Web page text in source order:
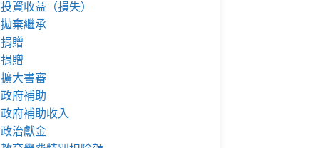
投資收益（損失）
拋棄繼承
捐贈
捐贈
擴大書審
政府補助
政府補助收入
政治獻金